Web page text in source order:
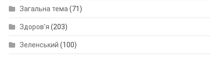
Загальна тема (71)
Здоров'я (203)
Зеленський (100)